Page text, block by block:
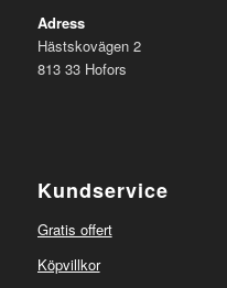
Adress
Hästskovägen 2
813 33 Hofors
Kundservice
Gratis offert
Köpvillkor